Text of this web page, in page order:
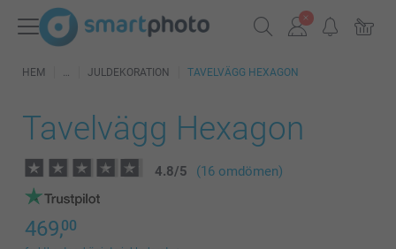
HEM JULDEKORATION TAVELVÄGG HEXAGON
Tavelvägg Hexagon
4.8/5 (16 omdömen)
469,00